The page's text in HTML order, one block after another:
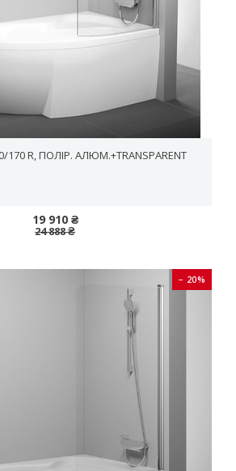
170 R, ПОЛІР. АЛЮМ.+TRANSPARENT
19 910 ₴
24 888 ₴
− 20%